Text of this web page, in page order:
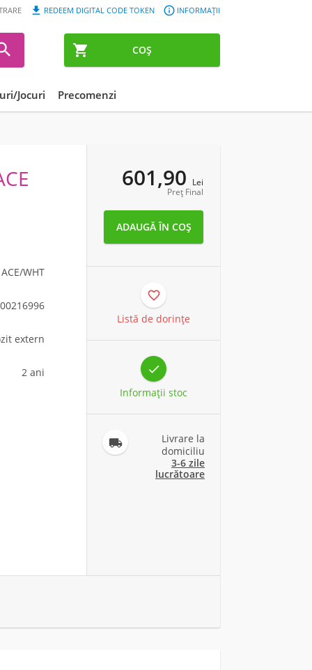
 COȘ
 INFORMAȚII
 REDEEM DIGITAL CODE TOKEN
Jocuri Precomenzi
WHT
extern
2 ani
601,90 Lei
Preț Final

Listă de dorințe

Informaţii stoc

Livrare la
domiciliu
3-6 zile
lucrătoare